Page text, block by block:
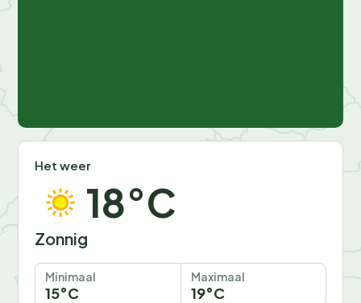
Het weer
18°C
Zonnig
Minimaal
15°C
Maximaal
19°C